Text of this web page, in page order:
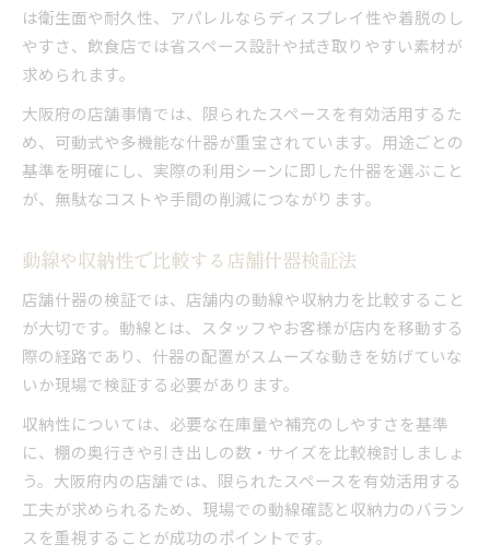
理想の空間実現へ導く店舗什器の検証法
店舗什器で空間イメージ実現する検証手法
販促什器も考慮した店舗什器選びの工夫
レイアウト別に店舗什器検証を進める流れ
店舗什器の素材選定で失敗しないコツ
店舗什器配置で動線と印象を向上させる
専門家が教える大阪府の店舗什器活用術
専門家目線で選ぶ店舗什器の最適事例
大阪府で役立つ店舗什器コスト削減術
店舗什器のメンテナンスと長持ちさせる方法
ショールームや工場見学活用のメリット
は衛生面や耐久性、アパレルならディスプレイ性や着脱のし
やすさ、飲食店では省スペース設計や拭き取りやすい素材が
求められます。
大阪府の店舗事情では、限られたスペースを有効活用するた
め、可動式や多機能な什器が重宝されています。用途ごとの
基準を明確にし、実際の利用シーンに即した什器を選ぶこと
が、無駄なコストや手間の削減につながります。
動線や収納性で比較する店舗什器検証法
店舗什器の検証では、店舗内の動線や収納力を比較すること
が大切です。動線とは、スタッフやお客様が店内を移動する
際の経路であり、什器の配置がスムーズな動きを妨げていな
いか現場で検証する必要があります。
収納性については、必要な在庫量や補充のしやすさを基準
に、棚の奥行きや引き出しの数・サイズを比較検討しましょ
う。大阪府内の店舗では、限られたスペースを有効活用する
工夫が求められるため、現場での動線確認と収納力のバラン
スを重視することが成功のポイントです。